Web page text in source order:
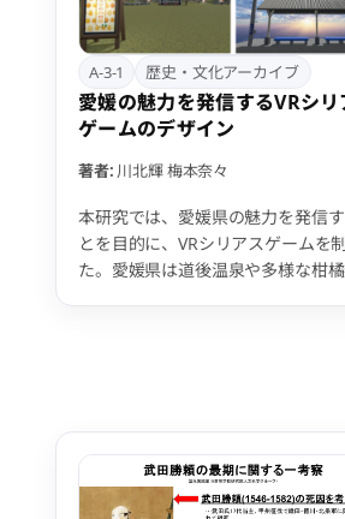
（31.7% vs 12.4%）。メタバース
伴う身体の痛みは、活動量の低下
切な姿勢習慣と関連している可能性
された。適切な休息や身体活動を
れる工夫が、メタバースユーザーの
スプロモーションに寄与するか検証
必要がある。
A-3-1 歴史・文化アーカイブ
愛媛の魅力を発信するVRシリ
ゲームのデザイン
著者: 川北輝梅本奈々
本研究では、愛媛県の魅力を発信
とを目的に、VRシリアスゲームを
た。愛媛県は道後温泉や多様な柑橘
どを組み込んだインタラクティブ
のエリアを構築し、遊びながら地
や産業に触れられる体験型のVRコ
ツを設計した。女子大学生5名によ